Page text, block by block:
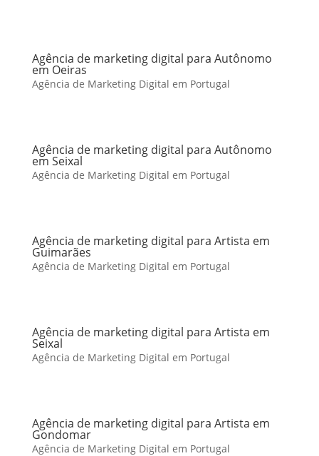
Agência de marketing digital para Autônomo
em Oeiras
Agência de Marketing Digital em Portugal
Agência de marketing digital para Autônomo
em Seixal
Agência de Marketing Digital em Portugal
Agência de marketing digital para Artista em
Guimarães
Agência de Marketing Digital em Portugal
Agência de marketing digital para Artista em
Seixal
Agência de Marketing Digital em Portugal
Agência de marketing digital para Artista em
Gondomar
Agência de Marketing Digital em Portugal